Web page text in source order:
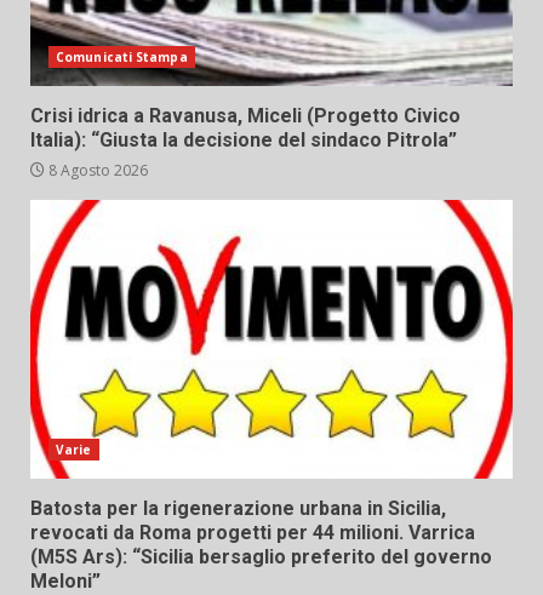
Comunicati Stampa
Crisi idrica a Ravanusa, Miceli (Progetto Civico
Italia): “Giusta la decisione del sindaco Pitrola”
8 Agosto 2026
Varie
Batosta per la rigenerazione urbana in Sicilia,
revocati da Roma progetti per 44 milioni. Varrica
(M5S Ars): “Sicilia bersaglio preferito del governo
Meloni”